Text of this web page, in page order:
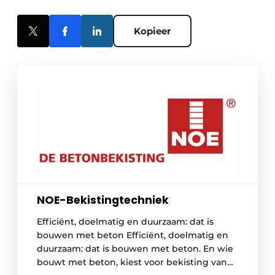
Kopieer
NOE-Bekistingtechniek
Efficiënt, doelmatig en duurzaam: dat is
bouwen met beton Efficiënt, doelmatig en
duurzaam: dat is bouwen met beton. En wie
bouwt met beton, kiest voor bekisting van